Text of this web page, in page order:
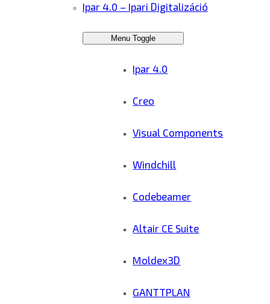
Ipar 4.0 – Ipari Digitalizáció
Menu Toggle
Ipar 4.0
Creo
Visual Components
Windchill
Codebeamer
Altair CE Suite
Moldex3D
GANTTPLAN